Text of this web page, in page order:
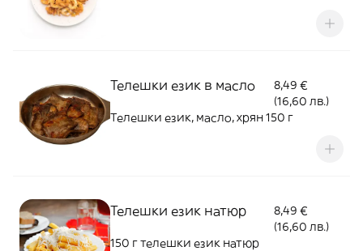
Телешки език в масло
8,49 €
(16,60 лв.)
Телешки език, масло, хрян 150 г
Телешки език натюр
8,49 €
(16,60 лв.)
150 г телешки език натюр